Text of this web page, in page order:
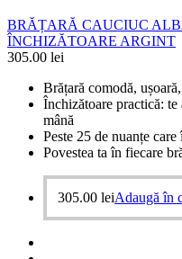
BRĂȚARĂ CAUCIUC
ÎNCHIZĂTOARE ARGINT
305.00 lei
Brățară comodă,
Închizătoare practică:
mână
Peste 25 de nuanțe
Povestea ta în fiecare
305.00 leiAdaugă în